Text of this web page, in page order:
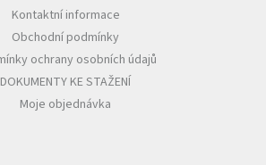
Kontaktní informace
Obchodní podmínky
ochrany osobních údajů
DOKUMENTY KE STAŽENÍ
Moje objednávka